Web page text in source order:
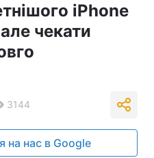
iPhone
чекати
3144
на нас в Google